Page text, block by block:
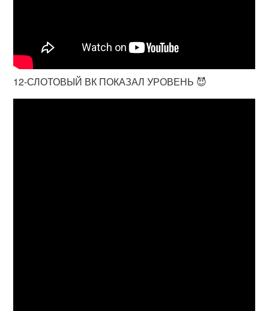
12-СЛОТОВЫЙ ВК ПОКАЗАЛ УРОВЕНЬ 😈